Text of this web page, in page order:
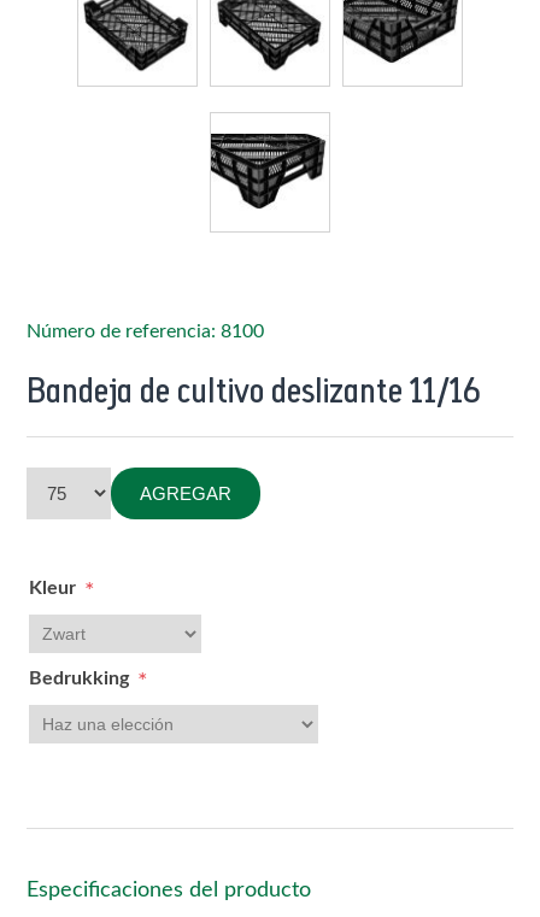
Número de referencia: 8100
Bandeja de cultivo deslizante 11/16
AGREGAR
Kleur *
Bedrukking *
Especificaciones del producto